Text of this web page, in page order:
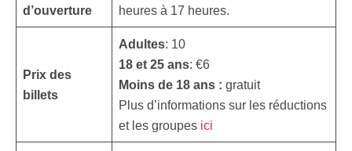
d’ouverture
heures à 17 heures.
Prix des
billets
Adultes: 10
18 et 25 ans: €6
Moins de 18 ans :gratuit
Plus d’informations sur les réductions
et les groupes ici